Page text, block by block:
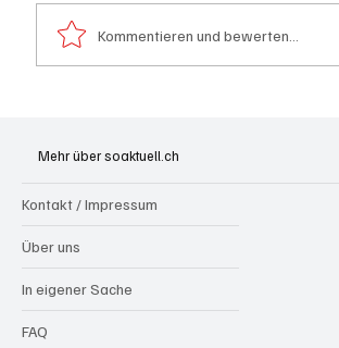
Kommentieren und bewerten...
Mehr über soaktuell.ch
Kontakt / Impressum
Über uns
In eigener Sache
FAQ